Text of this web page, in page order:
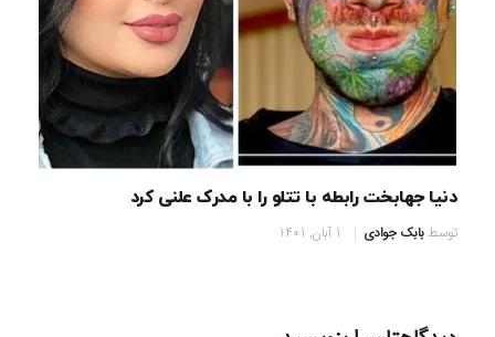
دنیا جهابخت رابطه با تتلو را با مدرک علنی کرد
توسطبابک جوادی 1 آبان, 1401